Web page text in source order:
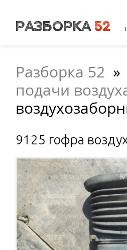
Разборка 52 »
подачи
9125 гофра